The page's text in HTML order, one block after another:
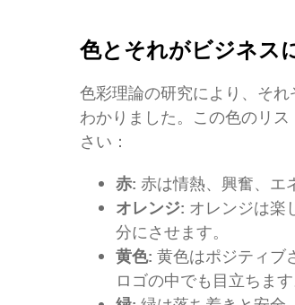
色とそれがビジネス
色彩理論の研究により、そ
わかりました。この色のリ
さい：
赤: 赤は情熱、興奮、エ
オレンジ: オレンジは楽
分にさせます。
黄色: 黄色はポジティブ
ロゴの中でも目立ちます